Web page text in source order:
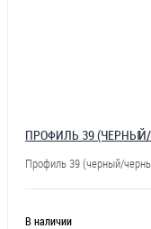
ПРОФИЛЬ 39
Профиль 39 (черный/
В наличии